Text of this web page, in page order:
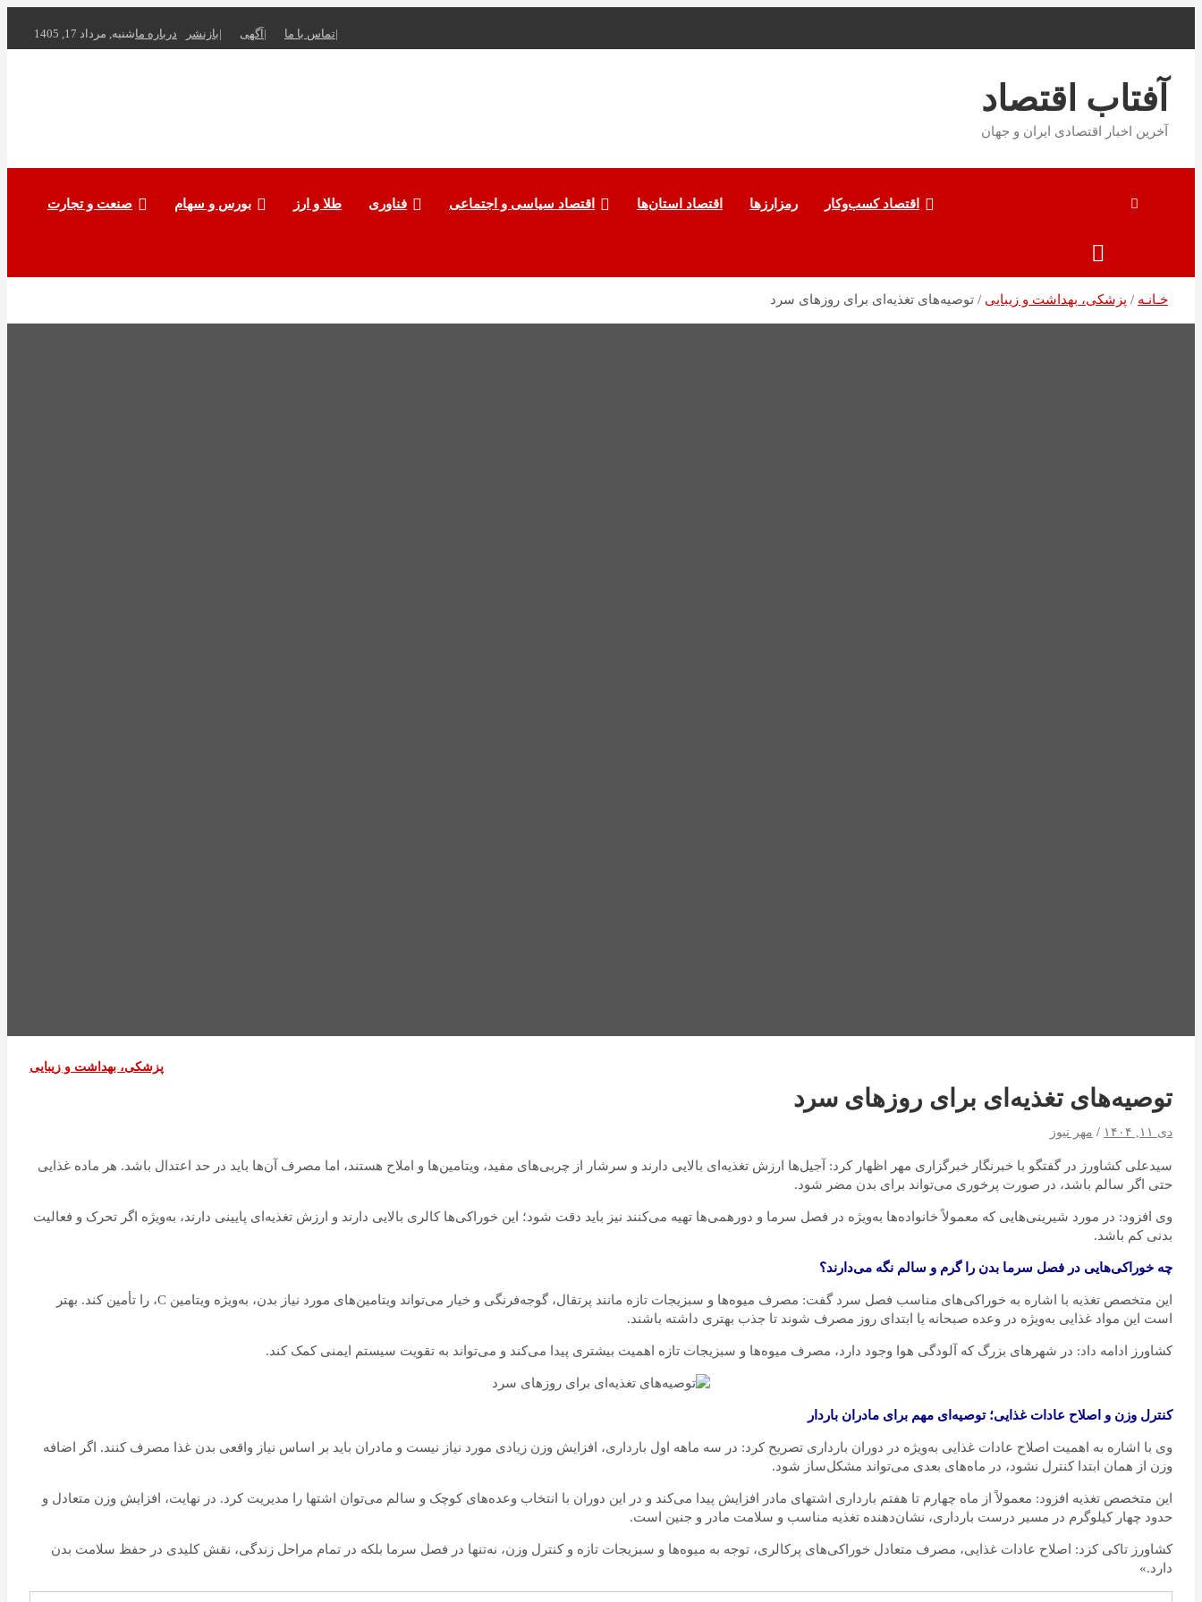
بروید
شنبه, مرداد 17, 1405درباره ما بازنشر آگهی تماس با ما
آفتاب اقتصاد
آخرین اخبار اقتصادی ایران و جهان
صنعت و تجارت بورس و سهام طلا و ارز فناوری اقتصاد سیاسی و اجتماعی اقتصاد استان‌ها رمزارزها اقتصاد کسب‌و‌کار
خـانـه پزشکی، بهداشت و زیبایی توصیه‌های تغذیه‌ای برای روزهای سرد
پزشکی، بهداشت و زیبایی
توصیه‌های تغذیه‌ای برای روزهای سرد
دی ۱۱, ۱۴۰۴ مهر نیوز
سیدعلی کشاورز در گفتگو با خبرنگار خبرگزاری مهر اظهار کرد: آجیل‌ها ارزش تغذیه‌ای بالایی دارند و سرشار از چربی‌های مفید، ویتامین‌ها و املاح هستند، اما مصرف آن‌ها باید در حد اعتدال باشد. هر ماده غذایی
حتی اگر سالم باشد، در صورت پرخوری می‌تواند برای بدن مضر شود.
وی افزود: در مورد شیرینی‌هایی که معمولاً خانواده‌ها به‌ویژه در فصل سرما و دورهمی‌ها تهیه می‌کنند نیز باید دقت شود؛ این خوراکی‌ها کالری بالایی دارند و ارزش تغذیه‌ای پایینی دارند، به‌ویژه اگر تحرک و فعالیت
بدنی کم باشد.
چه خوراکی‌هایی در فصل سرما بدن را گرم و سالم نگه می‌دارند؟
این متخصص تغذیه با اشاره به خوراکی‌های مناسب فصل سرد گفت: مصرف میوه‌ها و سبزیجات تازه مانند پرتقال، گوجه‌فرنگی و خیار می‌تواند ویتامین‌های مورد نیاز بدن، به‌ویژه ویتامین C، را تأمین کند. بهتر
است این مواد غذایی به‌ویژه در وعده صبحانه یا ابتدای روز مصرف شوند تا جذب بهتری داشته باشند.
کشاورز ادامه داد: در شهرهای بزرگ که آلودگی هوا وجود دارد، مصرف میوه‌ها و سبزیجات تازه اهمیت بیشتری پیدا می‌کند و می‌تواند به تقویت سیستم ایمنی کمک کند.
کنترل وزن و اصلاح عادات غذایی؛ توصیه‌ای مهم برای مادران باردار
وی با اشاره به اهمیت اصلاح عادات غذایی به‌ویژه در دوران بارداری تصریح کرد: در سه ماهه اول بارداری، افزایش وزن زیادی مورد نیاز نیست و مادران باید بر اساس نیاز واقعی بدن غذا مصرف کنند. اگر اضافه
وزن از همان ابتدا کنترل نشود، در ماه‌های بعدی می‌تواند مشکل‌ساز شود.
این متخصص تغذیه افزود: معمولاً از ماه چهارم تا هفتم بارداری اشتهای مادر افزایش پیدا می‌کند و در این دوران با انتخاب وعده‌های کوچک و سالم می‌توان اشتها را مدیریت کرد. در نهایت، افزایش وزن متعادل و
حدود چهار کیلوگرم در مسیر درست بارداری، نشان‌دهنده تغذیه مناسب و سلامت مادر و جنین است.
کشاورز تاکی کزد: اصلاح عادات غذایی، مصرف متعادل خوراکی‌های پرکالری، توجه به میوه‌ها و سبزیجات تازه و کنترل وزن، نه‌تنها در فصل سرما بلکه در تمام مراحل زندگی، نقش کلیدی در حفظ سلامت بدن
دارد.»